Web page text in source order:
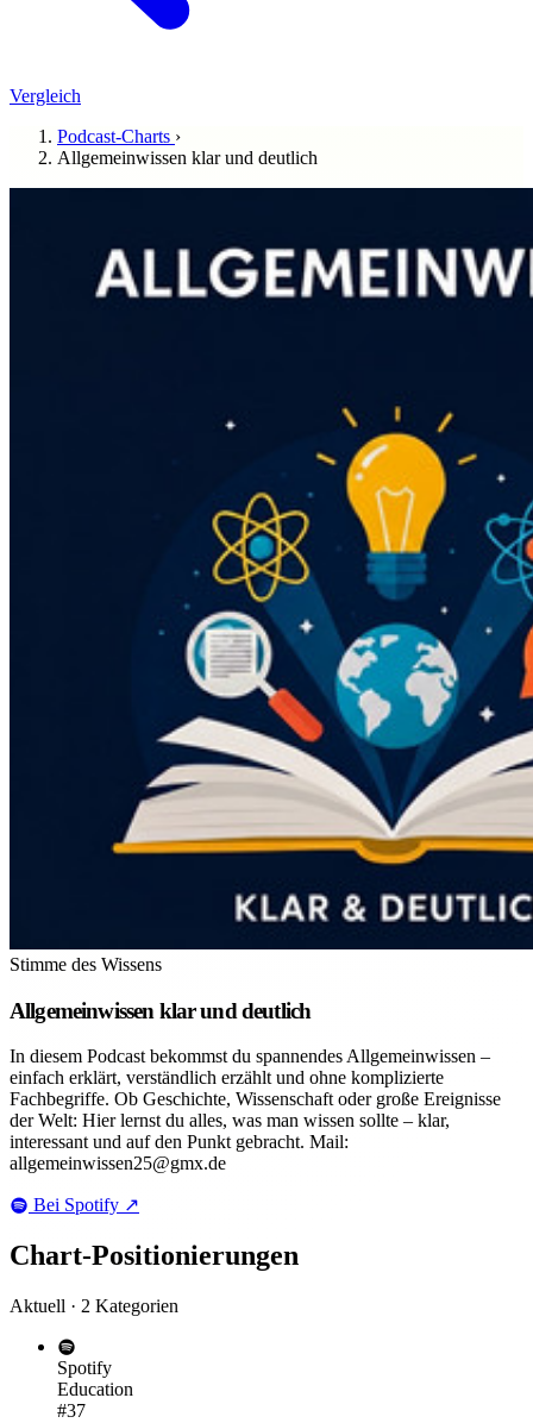
Vergleich
Podcast-Charts ›
Allgemeinwissen klar und deutlich
Stimme des Wissens
Allgemeinwissen klar und deutlich
In diesem Podcast bekommst du spannendes Allgemeinwissen –
einfach erklärt, verständlich erzählt und ohne komplizierte
Fachbegriffe. Ob Geschichte, Wissenschaft oder große Ereignisse
der Welt: Hier lernst du alles, was man wissen sollte – klar,
interessant und auf den Punkt gebracht. Mail:
allgemeinwissen25@gmx.de
Bei Spotify ↗
Chart-Positionierungen
Aktuell · 2 Kategorien
Spotify
Education
#37